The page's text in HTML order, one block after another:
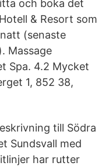
och boka det
& Resort som
(senaste
Massage
Spa. 4.2 Mycket
1, 852 38,
till Södra
Sundsvall med
har rutter